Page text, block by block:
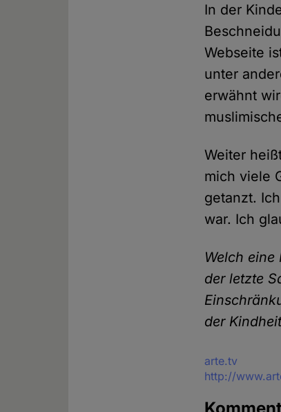
In der
Webseite
unter
erwähnt
Weiter
mich viele
getanzt.
war. Ich
Welch
der letzte
der
Quelle
arte.tv
http://